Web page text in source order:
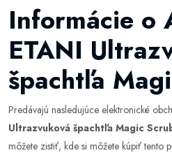
Informácie o
ETANI
špachtľa
Predávajú nasledujúce elektronické
Ultrazvuková špachtľa Magic
môžete zistiť, kde si môžete kúpiť tento